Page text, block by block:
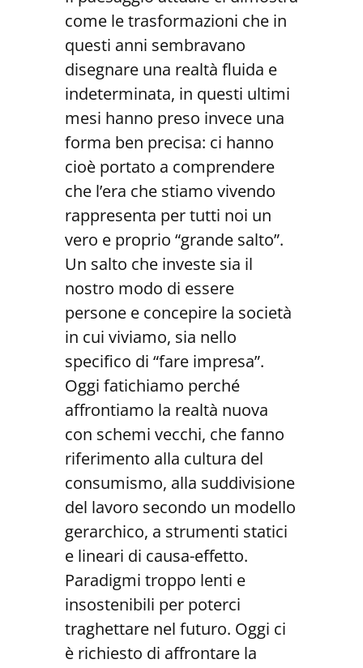
come le trasformazioni che in
questi anni sembravano
disegnare una realtà fluida e
indeterminata, in questi ultimi
mesi hanno preso invece una
forma ben precisa: ci hanno
cioè portato a comprendere
che l’era che stiamo vivendo
rappresenta per tutti noi un
vero e proprio “grande salto”.
Un salto che investe sia il
nostro modo di essere
persone e concepire la società
in cui viviamo, sia nello
specifico di “fare impresa”.
Oggi fatichiamo perché
affrontiamo la realtà nuova
con schemi vecchi, che fanno
riferimento alla cultura del
consumismo, alla suddivisione
del lavoro secondo un modello
gerarchico, a strumenti statici
e lineari di causa-effetto.
Paradigmi troppo lenti e
insostenibili per poterci
traghettare nel futuro. Oggi ci
è richiesto di affrontare la